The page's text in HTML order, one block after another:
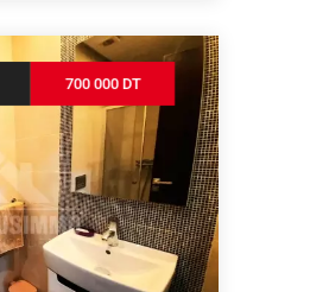
700 000 DT